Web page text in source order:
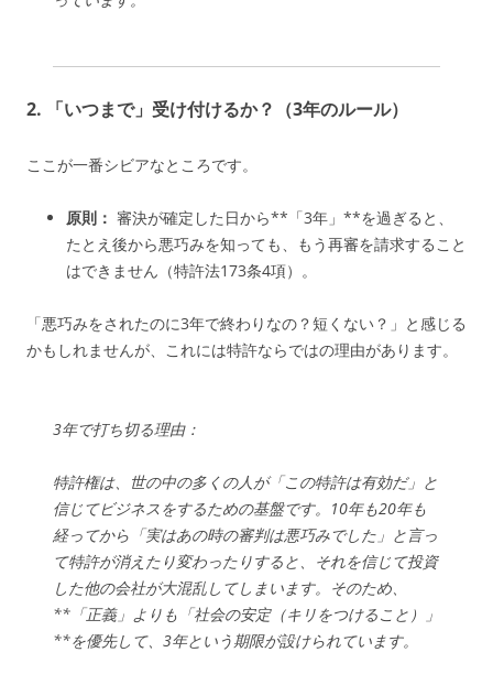
2. 「いつまで」受け付けるか？（3年のルール）
ここが一番シビアなところです。
原則： 審決が確定した日から**「3年」**を過ぎると、
たとえ後から悪巧みを知っても、もう再審を請求すること
はできません（特許法173条4項）。
「悪巧みをされたのに3年で終わりなの？短くない？」と感じる
かもしれませんが、これには特許ならではの理由があります。
3年で打ち切る理由：
特許権は、世の中の多くの人が「この特許は有効だ」と
信じてビジネスをするための基盤です。10年も20年も
経ってから「実はあの時の審判は悪巧みでした」と言っ
て特許が消えたり変わったりすると、それを信じて投資
した他の会社が大混乱してしまいます。そのため、
**「正義」よりも「社会の安定（キリをつけること）」
**を優先して、3年という期限が設けられています。